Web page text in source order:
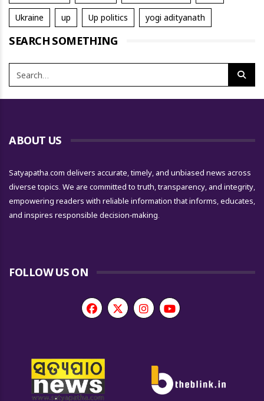
Ukraine up Up politics yogi adityanath
SEARCH SOMETHING
ABOUT US
Satyapatha.com delivers accurate, timely, and unbiased news across
diverse topics. We are committed to truth, transparency, and integrity,
empowering readers with reliable information that informs, educates,
and inspires responsible decision-making.
FOLLOW US ON